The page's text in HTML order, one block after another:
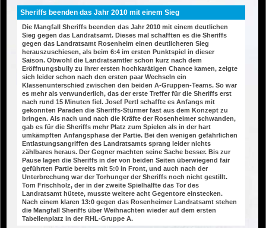
Sheriffs beenden das Jahr 2010 mit einem Sieg
Die Mangfall Sheriffs beenden das Jahr 2010 mit einem deutlichen
Sieg gegen das Landratsamt. Dieses mal schafften es die Sheriffs
gegen das Landratsamt Rosenheim einen deutlicheren Sieg
herauszuschiesen, als beim 6:4 im ersten Punktspiel in dieser
Saison. Obwohl die Landratsamtler schon kurz nach dem
Eröffnungsbully zu ihrer ersten hochkarätigen Chance kamen, zeigte
sich leider schon nach den ersten paar Wechseln ein
Klassenunterschied zwischen den beiden A-Gruppen-Teams. So war
es mehr als verwunderlich, das der erste Treffer für die Sheriffs erst
nach rund 15 Minuten fiel. Josef Pertl schaffte es Anfangs mit
gekonnten Paraden die Sheriffs-Stürmer fast aus dem Konzept zu
bringen. Als nach und nach die Kräfte der Rosenheimer schwanden,
gab es für die Sheriffs mehr Platz zum Spielen als in der hart
umkämpften Anfangsphase der Partie. Bei den wenigen gefährlichen
Entlastungsangriffen des Landratsamts sprang leider nichts
zählbares heraus. Der Gegner machten seine Sache besser. Bis zur
Pause lagen die Sheriffs in der von beiden Seiten überwiegend fair
geführten Partie bereits mit 5:0 in Front, und auch nach der
Unterbrechung war der Torhunger der Sheriffs noch nicht gestillt.
Tom Frischholz, der in der zweite Spielhälfte das Tor des
Landratsamt hütete, musste weitere acht Gegentore einstecken.
Nach einem klaren 13:0 gegen das Rosenheimer Landratsamt stehen
die Mangfall Sheriffs über Weihnachten wieder auf dem ersten
Tabellenplatz in der RHL-Gruppe A.